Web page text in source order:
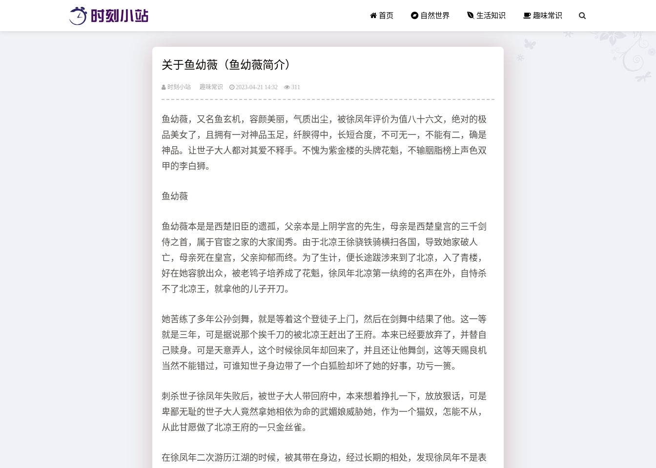
首页 自然世界 生活知识 趣味常识
关于鱼幼薇（鱼幼薇简介）
时刻小站 趣味常识 2023-04-21 14:32 311
鱼幼薇，又名鱼玄机，容颜美丽，气质出尘，被徐凤年评价为值八十六文，绝对的极
品美女了，且拥有一对神品玉足，纤腴得中，长短合度，不可无一，不能有二，确是
神品。让世子大人都对其爱不释手。不愧为紫金楼的头牌花魁，不输胭脂榜上声色双
甲的李白狮。
鱼幼薇
鱼幼薇本是是西楚旧臣的遗孤，父亲本是上阴学宫的先生，母亲是西楚皇宫的三千剑
侍之首，属于官宦之家的大家闺秀。由于北凉王徐骁铁骑横扫各国，导致她家破人
亡，母亲死在皇宫，父亲抑郁而终。为了生计，便长途跋涉来到了北凉，入了青楼，
好在她容貌出众，被老鸨子培养成了花魁，徐凤年北凉第一纨绔的名声在外，自恃杀
不了北凉王，就拿他的儿子开刀。
她苦练了多年公孙剑舞，就是等着这个登徒子上门，然后在剑舞中结果了他。这一等
就是三年，可是据说那个挨千刀的被北凉王赶出了王府。本来已经要放弃了，并替自
己赎身。可是天意弄人，这个时候徐凤年却回来了，并且还让他舞剑，这等天赐良机
当然不能错过，可谁知世子身边带了一个白狐脸却坏了她的好事，功亏一篑。
刺杀世子徐凤年失败后，被世子大人带回府中，本来想着挣扎一下，放放狠话，可是
卑鄙无耻的世子大人竟然拿她相依为命的武媚娘威胁她，作为一个猫奴，怎能不从，
从此甘愿做了北凉王府的一只金丝雀。
在徐凤年二次游历江湖的时候，被其带在身边，经过长期的相处，发现徐凤年不是表